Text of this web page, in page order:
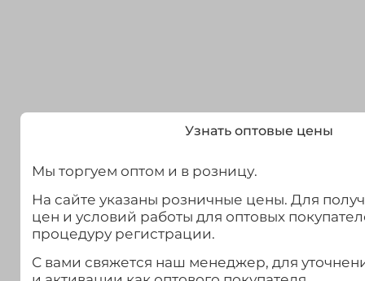
Узнать оптовые цены
Мы торгуем оптом и в розницу.
На сайте указаны розничные цены. Для
цен и условий работы для оптовых
процедуру регистрации.
С вами свяжется наш менеджер, для